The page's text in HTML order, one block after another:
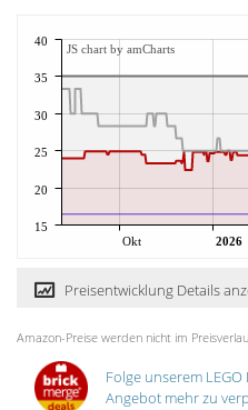
Okt 2026
15
20
25
30
35
40
JS chart by amCharts
Preisentwicklung Details
Amazon-Preise werden nicht im
Folge unserem
Angebot mehr zu